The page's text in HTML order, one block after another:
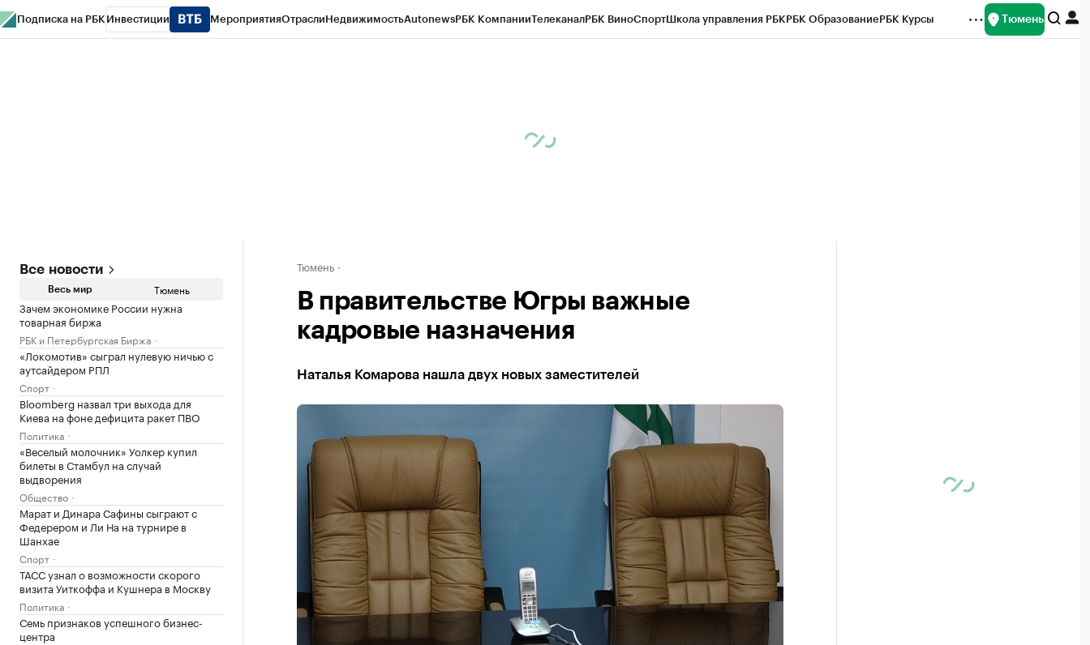
Подписка на РБК Инвестиции МероприятияОтраслиНедвижимостьAutonewsРБК КомпанииТелеканалРБК ВиноСпортШкола управления РБКРБК ОбразованиеРБК Курсы Тюмень
Все новости
Весь мир Тюмень
Зачем экономике России нужна
товарная биржа
РБК и Петербургская Биржа
«Локомотив» сыграл нулевую ничью с
аутсайдером РПЛ
Спорт
Bloomberg назвал три выхода для
Киева на фоне дефицита ракет ПВО
Политика
«Веселый молочник» Уолкер купил
билеты в Стамбул на случай
выдворения
Общество
Марат и Динара Сафины сыграют с
Федерером и Ли На на турнире в
Шанхае
Спорт
ТАСС узнал о возможности скорого
визита Уиткоффа и Кушнера в Москву
Политика
Семь признаков успешного бизнес-
центра
Тюмень
В правительстве Югры важные
кадровые назначения
Наталья Комарова нашла двух новых заместителей